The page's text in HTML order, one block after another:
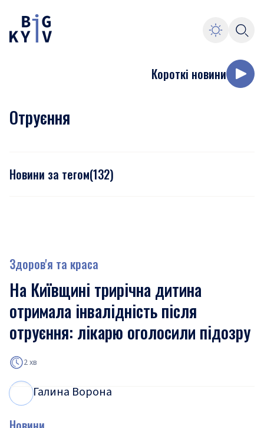
Короткі новини
Отруєння
Новини за тегом(132)
Здоров'я та краса
На Київщині трирічна дитина
отримала інвалідність після
отруєння: лікарю оголосили підозру
2 хв
Галина Ворона